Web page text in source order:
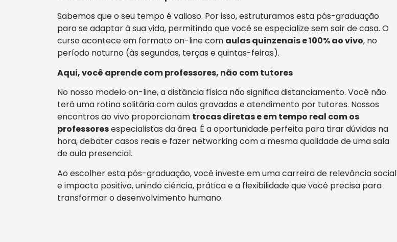
Sabemos que o seu tempo é valioso. Por isso, estruturamos esta pós-graduação
para se adaptar à sua vida, permitindo que você se especialize sem sair de casa. O
curso acontece em formato on-line com aulas quinzenais e 100% ao vivo, no
período noturno (às segundas, terças e quintas-feiras).
Aqui, você aprende com professores, não com tutores
No nosso modelo on-line, a distância física não significa distanciamento. Você não
terá uma rotina solitária com aulas gravadas e atendimento por tutores. Nossos
encontros ao vivo proporcionam trocas diretas e em tempo real com os
professoresespecialistas da área. É a oportunidade perfeita para tirar dúvidas na
hora, debater casos reais e fazer networking com a mesma qualidade de uma sala
de aula presencial.
Ao escolher esta pós-graduação, você investe em uma carreira de relevância social
e impacto positivo, unindo ciência, prática e a flexibilidade que você precisa para
transformar o desenvolvimento humano.